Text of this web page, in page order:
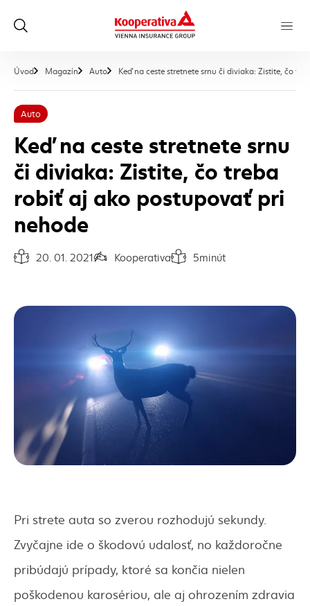
Úvod Magazín Auto Keď na ceste stretnete srnu či diviaka: Zistite, čo
Auto
Keď na ceste stretnete srnu
či diviaka: Zistite, čo treba
robiť aj ako postupovať pri
nehode
Dátum vydania článku:
20. 01. 2021Autor článku:
KooperativaČas na prečítanie článku:
5minút
Pri strete auta so zverou rozhodujú sekundy.
Zvyčajne ide o škodovú udalosť, no každoročne
pribúdajú prípady, ktoré sa končia nielen
poškodenou karosériou, ale aj ohrozením zdravia